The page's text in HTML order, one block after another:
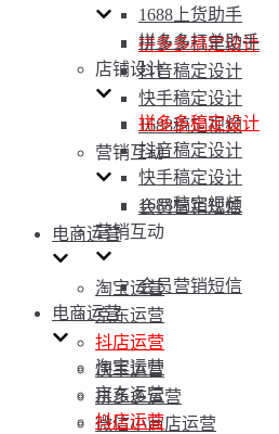
拼多多稿定设计
抖音稿定设计
快手稿定设计
1688稿定视频
营销互动
会员营销短信
电商运营
淘宝运营
京东运营
抖店运营
快手运营
拼多多运营
微信小商店运营
1688上货助手
拼多多打单助手
店铺设计
拼多多稿定设计
抖音稿定设计
快手稿定设计
1688稿定视频
营销互动
会员营销短信
电商运营
淘宝运营
京东运营
抖店运营